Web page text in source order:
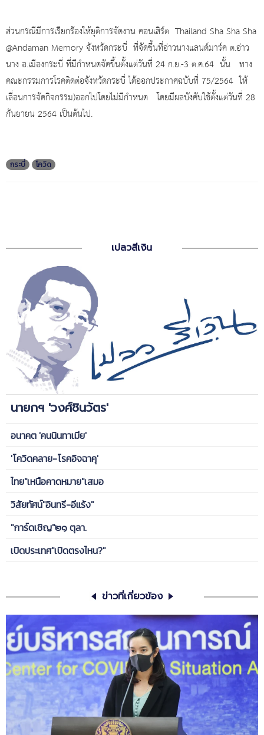
ส่วนกรณีมีการเรียกร้องให้ยุติการจัดงาน คอนเสิร์ต Thailand Sha Sha Sha
@Andaman Memory จังหวัดกระบี่ ที่จัดขึ้นที่อ่าวนางแลนด์มาร์ค ต.อ่าว
นาง อ.เมืองกระบี่ ที่มีกำหนดจัดขึ้นตั้งแต่วันที่ 24 ก.ย.-3 ต.ค.64 นั้น ทาง
คณะกรรมการโรคติดต่อจังหวัดกระบี่ ได้ออกประกาศฉบับที่ 75/2564 ให้
เลื่อนการจัดกิจกรรม)ออกไปโดยไม่มีกำหนด โดยมีผลบังคับใช้ตั้งแต่วันที่ 28
กันยายน 2564 เป็นต้นไป.
กระบี่ โควิด
เปลวสีเงิน
นายกฯ 'วงศ์ชินวัตร'
อนาคต 'คนนินทาเมีย'
'โควิดคลาย-โรคอิจฉาคุ'
ไทย"เหนือคาดหมาย"เสมอ
วิสัยทัศน์"อินทรี-อีแร้ง"
"การ์ดเชิญ"๒๑ ตุลา.
เปิดประเทศ"เปิดตรงไหน?"
ข่าวที่เกี่ยวข้อง